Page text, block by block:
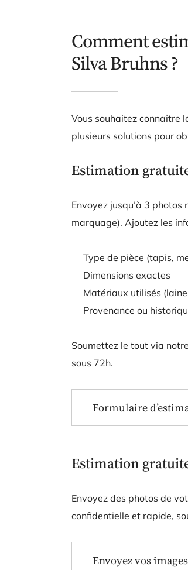
Comment
Silva Bruhns ?
Vous souhaitez connaître
plusieurs solutions pour
Estimation
Envoyez jusqu’à 3
marquage). Ajoutez les
Type de pièce (tapis,
Dimensions exactes
Matériaux utilisés
Provenance ou
Soumettez le tout via
sous 72h.
Formulaire
Estimation
Envoyez des photos de
confidentielle et rapide,
Envoyez vos